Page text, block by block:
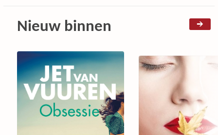
Nieuw binnen